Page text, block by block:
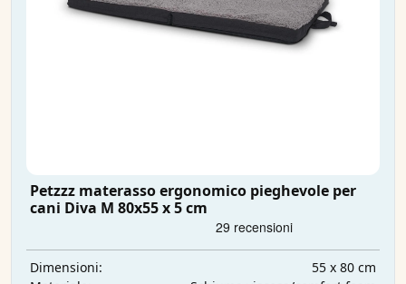
Petzzz materasso ergonomico pieghevole per
cani Diva M 80x55 x 5 cm
Dimensioni:
55 x 80 cm